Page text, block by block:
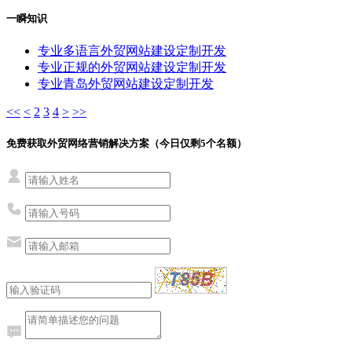
一瞬知识
专业多语言外贸网站建设定制开发
专业正规的外贸网站建设定制开发
专业青岛外贸网站建设定制开发
<< < 2 3 4 > >>
免费获取外贸网络营销解决方案（今日仅剩5个名额）